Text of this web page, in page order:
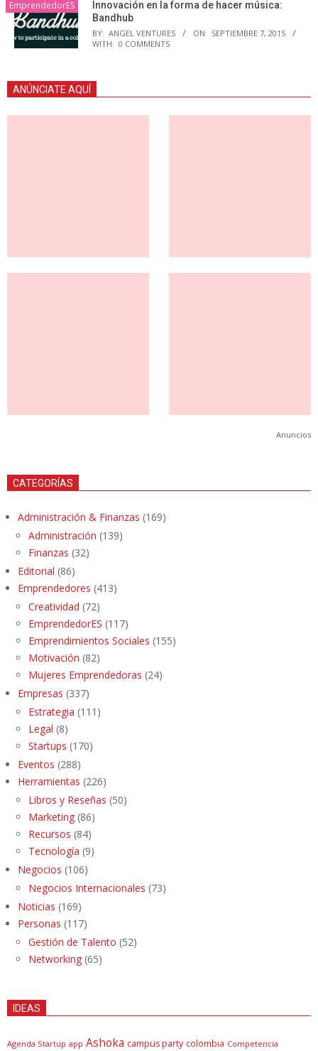
EmprendedorES
Innovación en la forma de hacer música:
Bandhub
BY: ANGEL VENTURES ON: SEPTIEMBRE 7, 2015
WITH: 0 COMMENTS
ANÚNCIATE AQUÍ
Anuncios
CATEGORÍAS
Administración & Finanzas (169)
Administración (139)
Finanzas (32)
Editorial (86)
Emprendedores (413)
Creatividad (72)
EmprendedorES (117)
Emprendimientos Sociales (155)
Motivación (82)
Mujeres Emprendedoras (24)
Empresas (337)
Estrategia (111)
Legal (8)
Startups (170)
Eventos (288)
Herramientas (226)
Libros y Reseñas (50)
Marketing (86)
Recursos (84)
Tecnología (9)
Negocios (106)
Negocios Internacionales (73)
Noticias (169)
Personas (117)
Gestión de Talento (52)
Networking (65)
IDEAS
Agenda Startup app Ashoka campus party colombia Competencia